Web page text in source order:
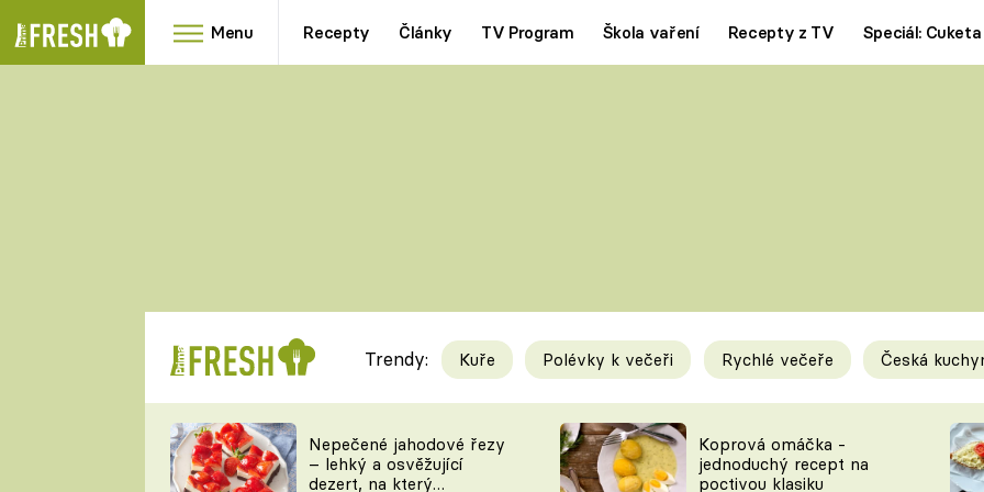
Menu Recepty Články TV Program Škola vaření Recepty z TV Speciál: Cuketa
RYCHLOVKY
Videorecepty
TEĎ VAŘÍ ŠÉF!
Tipy a triky
KAM ZA JÍDLEM
Trendy: Kuře Polévky k večeři Rychlé večeře Česká
Nepečené jahodové řezy
– lehký a osvěžující
dezert, na který
Koprová omáčka -
jednoduchý recept na
poctivou klasiku